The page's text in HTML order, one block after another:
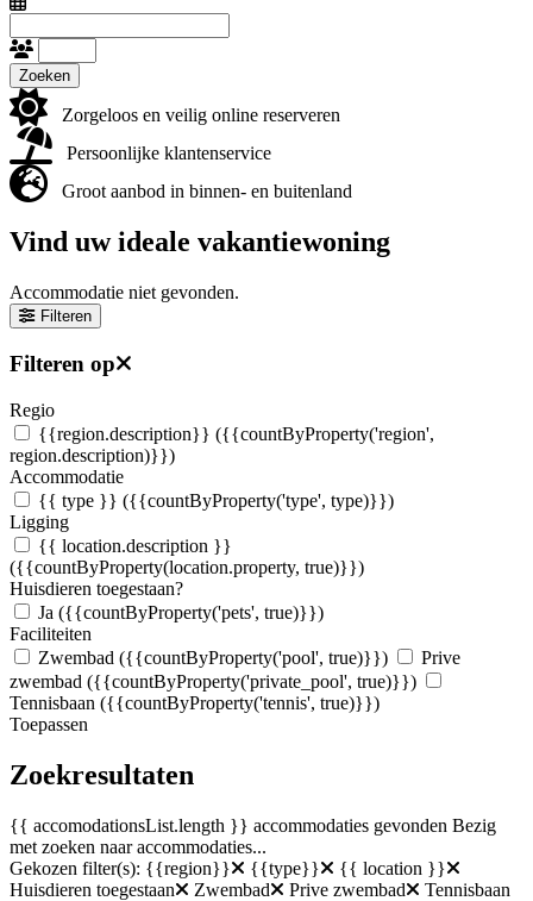
Zoeken
Zorgeloos en veilig online reserveren
Persoonlijke klantenservice
Groot aanbod in binnen- en buitenland
Vind uw ideale vakantiewoning
Accommodatie niet gevonden.
Filteren
Filteren op
Regio
{{region.description}} ({{countByProperty('region',
region.description)}})
Accommodatie
{{ type }} ({{countByProperty('type', type)}})
Ligging
{{ location.description }}
({{countByProperty(location.property, true)}})
Huisdieren toegestaan?
Ja ({{countByProperty('pets', true)}})
Faciliteiten
Zwembad ({{countByProperty('pool', true)}})
Prive
zwembad ({{countByProperty('private_pool', true)}})
Tennisbaan ({{countByProperty('tennis', true)}})
Toepassen
Zoekresultaten
{{ accomodationsList.length }} accommodaties gevonden Bezig
met zoeken naar accommodaties...
Gekozen filter(s): {{region}} {{type}}
{{ location }}
Huisdieren toegestaan
Zwembad Prive zwembad Tennisbaan